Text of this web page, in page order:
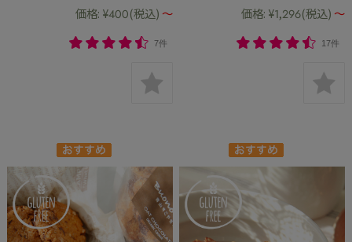
価格: ¥400(税込) ～
7件
価格: ¥1,296(税込) ～
17件